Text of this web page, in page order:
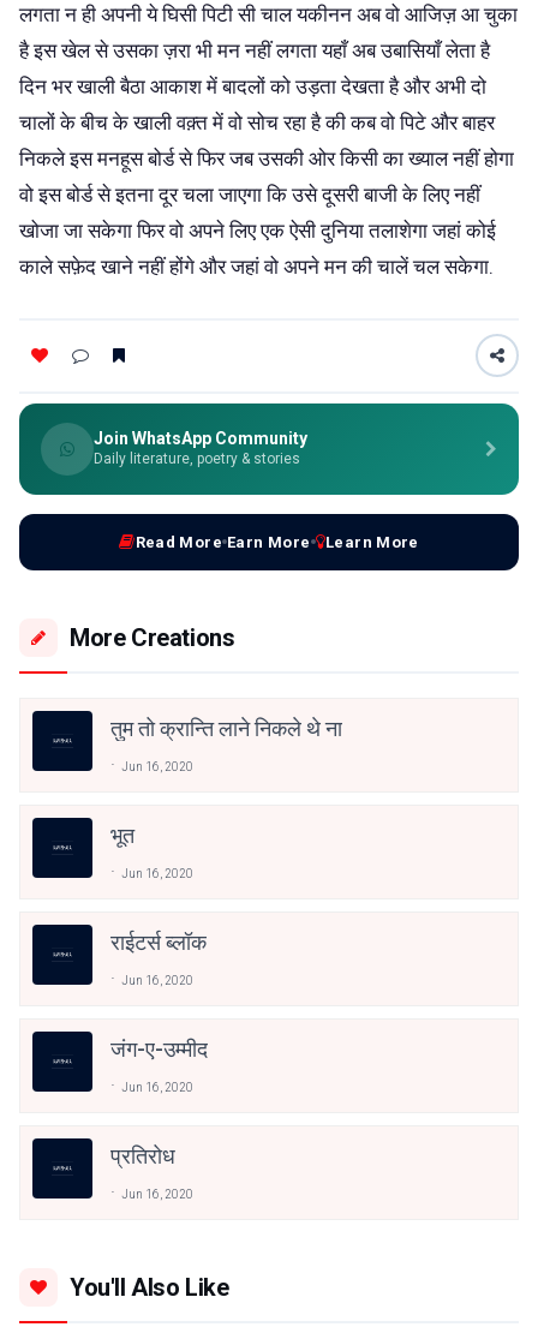
लगता न ही अपनी ये घिसी पिटी सी चाल यकीनन अब वो आजिज़ आ चुका
है इस खेल से उसका ज़रा भी मन नहीं लगता यहाँ अब उबासियाँ लेता है
दिन भर खाली बैठा आकाश में बादलों को उड़ता देखता है और अभी दो
चालों के बीच के खाली वक़्त में वो सोच रहा है की कब वो पिटे और बाहर
निकले इस मनहूस बोर्ड से फिर जब उसकी ओर किसी का ख्याल नहीं होगा
वो इस बोर्ड से इतना दूर चला जाएगा कि उसे दूसरी बाजी के लिए नहीं
खोजा जा सकेगा फिर वो अपने लिए एक ऐसी दुनिया तलाशेगा जहां कोई
काले सफ़ेद खाने नहीं होंगे और जहां वो अपने मन की चालें चल सकेगा.
Join WhatsApp Community
Daily literature, poetry & stories
Read More Earn More Learn More
More Creations
तुम तो क्रान्ति लाने निकले थे ना
Jun 16, 2020
भूत
Jun 16, 2020
राईटर्स ब्लॉक
Jun 16, 2020
जंग-ए-उम्मीद
Jun 16, 2020
प्रतिरोध
Jun 16, 2020
You'll Also Like